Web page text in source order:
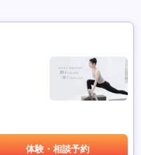
体験・相談予約